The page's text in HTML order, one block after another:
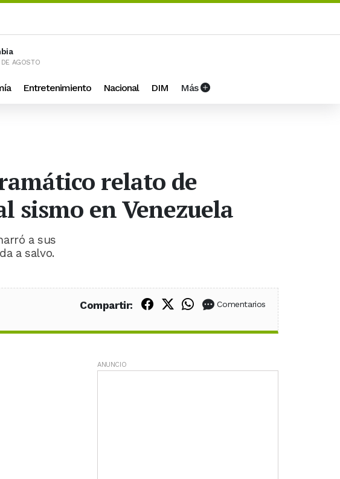
AGOSTO
Entretenimiento Nacional DIM Más
relato de
sismo en Venezuela
a sus
a salvo.
Compartir: Compartir en Facebook
Compartir en X (Twitter)
Compartir en WhatsApp
Comentarios
ANUNCIO